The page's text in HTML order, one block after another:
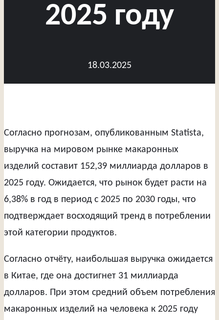
2025 году
18.03.2025
Согласно прогнозам, опубликованным Statista,
выручка на мировом рынке макаронных
изделий составит 152,39 миллиарда долларов в
2025 году. Ожидается, что рынок будет расти на
6,38% в год в период с 2025 по 2030 годы, что
подтверждает восходящий тренд в потреблении
этой категории продуктов.
Согласно отчёту, наибольшая выручка ожидается
в Китае, где она достигнет 31 миллиарда
долларов. При этом средний объем потребления
макаронных изделий на человека к 2025 году